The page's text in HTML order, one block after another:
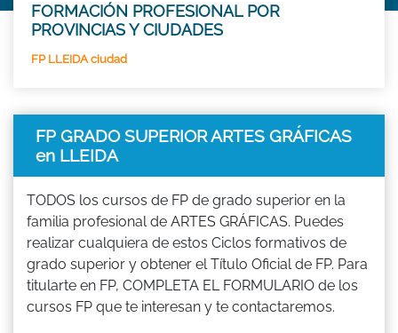
FORMACIÓN PROFESIONAL POR
PROVINCIAS Y CIUDADES
FP LLEIDA ciudad
FP GRADO SUPERIOR ARTES GRÁFICAS
en LLEIDA
TODOS los cursos de FP de grado superior en la
familia profesional de ARTES GRÁFICAS. Puedes
realizar cualquiera de estos Ciclos formativos de
grado superior y obtener el Título Oficial de FP. Para
titularte en FP, COMPLETA EL FORMULARIO de los
cursos FP que te interesan y te contactaremos.